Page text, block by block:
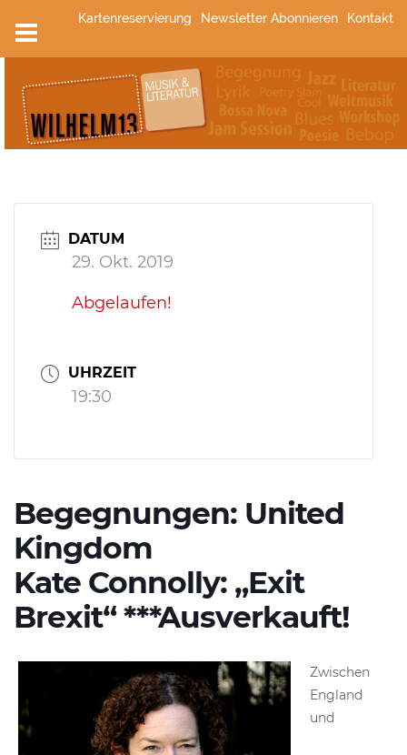
Inhalt
springen
Kartenreservierung Newsletter Abonnieren Kontakt
DATUM
29. Okt. 2019
Abgelaufen!
UHRZEIT
19:30
Begegnungen: United
Kingdom
Kate Connolly: „Exit
Brexit“ ***Ausverkauft!
Zwischen
England
und